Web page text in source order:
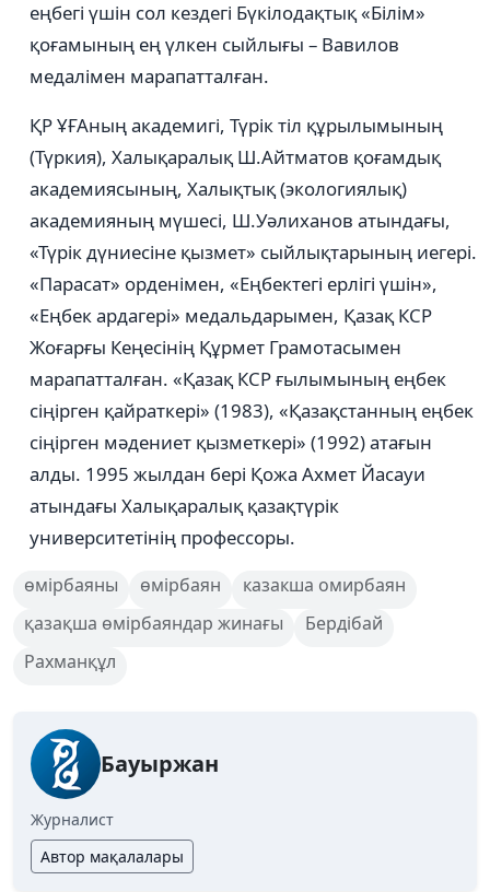
еңбегі үшін сол кездегі Бүкілодақтық «Білім»
қоғамының ең үлкен сыйлығы – Вавилов
медалімен марапатталған.
ҚР ҰҒАның академигі, Түрік тіл құрылымының
(Түркия), Халықаралық Ш.Айтматов қоғамдық
академиясының, Халықтық (экологиялық)
академияның мүшесі, Ш.Уәлиханов атындағы,
«Түрік дүниесіне қызмет» сыйлықтарының иегері.
«Парасат» орденімен, «Еңбектегі ерлігі үшін»,
«Еңбек ардагері» медальдарымен, Қазақ КСР
Жоғарғы Кеңесінің Құрмет Грамотасымен
марапатталған. «Қазақ КСР ғылымының еңбек
сіңірген қайраткері» (1983), «Қазақстанның еңбек
сіңірген мәдениет қызметкері» (1992) атағын
алды. 1995 жылдан бері Қожа Ахмет Йасауи
атындағы Халықаралық қазақтүрік
университетінің профессоры.
өмірбаяны өмірбаян
казакша омирбаян
қазақша өмірбаяндар жинағы
Бердібай
Рахманқұл
Бауыржан
Журналист
Автор мақалалары